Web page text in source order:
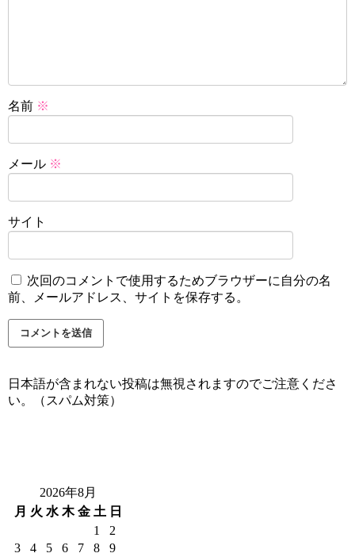
名前 ※
メール ※
サイト
次回のコメントで使用するためブラウザーに自分の名
前、メールアドレス、サイトを保存する。
日本語が含まれない投稿は無視されますのでご注意くださ
い。（スパム対策）
2026年8月
月 火 水 木 金 土 日
1
2
3
4 5 6 7 8
9